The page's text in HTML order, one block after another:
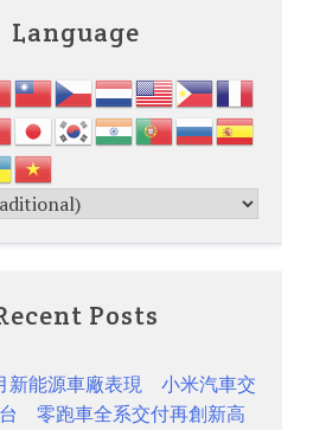
Language
Posts
新能源車廠表現 小米汽車交
零跑車全系交付再創新高